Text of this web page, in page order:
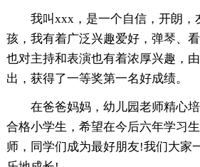
我叫xxx，是一个自信，开朗，
孩，我有着广泛兴趣爱好，弹琴、
也对主持和表演也有着浓厚兴趣，
出，获得了一等奖第一名好成绩。
在爸爸妈妈，幼儿园老师精心
合格小学生，希望在今后六年学习
师，同学们成为最好朋友!我们大家